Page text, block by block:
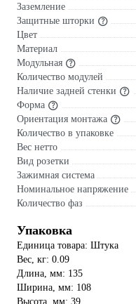
Заземление
Защитные шторки
Цвет
Материал
Модульная
Количество модулей
Наличие задней стенки
Форма
Ориентация монтажа
Количество в упаковке
Вес нетто
Вид розетки
Зажимная система
Номинальное напряжение
Количество фаз
Упаковка
Единица товара: Штука
Вес, кг: 0.09
Длина, мм: 135
Ширина, мм: 108
Высота, мм: 39